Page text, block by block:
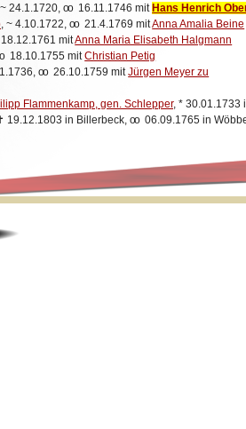
~ 24.1.1720, oo 16.11.1746 mitHans Henrich
~ 4.10.1722, oo 21.4.1769 mitAnna Amalia Beine
18.12.1761 mitAnna Maria Elisabeth Halgmann
18.10.1755 mitChristian Petig
oo 26.10.1759 mitJürgen Meyer zu
Flammenkamp, gen. Schlepper, * 30.01.1733
19.12.1803 in Billerbeck, oo 06.09.1765 in